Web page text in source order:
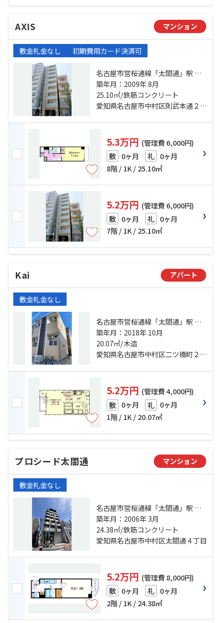
AXIS マンション
敷金礼金なし 初期費用カード決済可
名古屋市営桜通線「太閤通」駅 徒
歩8分 名古屋市営東山線「亀島」
駅 徒歩9分 名古屋市営東山線「名古
屋」駅 徒歩11分
築年月：2009年 8月
25.10㎡/鉄筋コンクリート
愛知県名古屋市中村区則武本通２丁目
5.3万円 (管理費 6,000円)
敷 0ヶ月 礼 0ヶ月
8階 / 1K / 25.10㎡
5.2万円 (管理費 6,000円)
敷 0ヶ月 礼 0ヶ月
7階 / 1K / 25.10㎡
Kai アパート
敷金礼金なし
名古屋市営桜通線「太閤通」駅 徒
歩4分 近鉄名古屋線「黄金」駅 徒歩
14分 中央線「名古屋」駅 徒歩17分
築年月：2018年 10月
20.07㎡/木造
愛知県名古屋市中村区二ツ橋町２丁目
5.2万円 (管理費 4,000円)
敷 0ヶ月 礼 0ヶ月
1階 / 1K / 20.07㎡
プロシード太閤通 マンション
敷金礼金なし
名古屋市営桜通線「太閤通」駅 徒
歩3分 東海道本線「名古屋」駅 徒歩
17分 名古屋市営東山線「中村日
赤」駅 徒歩16分
築年月：2006年 3月
24.38㎡/鉄筋コンクリート
愛知県名古屋市中村区太閤通４丁目
5.2万円 (管理費 8,000円)
敷 0ヶ月 礼 0ヶ月
2階 / 1K / 24.38㎡